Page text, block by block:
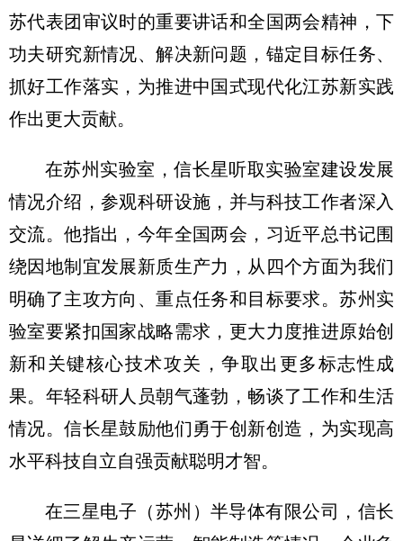
苏代表团审议时的重要讲话和全国两会精神，下
功夫研究新情况、解决新问题，锚定目标任务、
抓好工作落实，为推进中国式现代化江苏新实践
作出更大贡献。
在苏州实验室，信长星听取实验室建设发展
情况介绍，参观科研设施，并与科技工作者深入
交流。他指出，今年全国两会，习近平总书记围
绕因地制宜发展新质生产力，从四个方面为我们
明确了主攻方向、重点任务和目标要求。苏州实
验室要紧扣国家战略需求，更大力度推进原始创
新和关键核心技术攻关，争取出更多标志性成
果。年轻科研人员朝气蓬勃，畅谈了工作和生活
情况。信长星鼓励他们勇于创新创造，为实现高
水平科技自立自强贡献聪明才智。
在三星电子（苏州）半导体有限公司，信长